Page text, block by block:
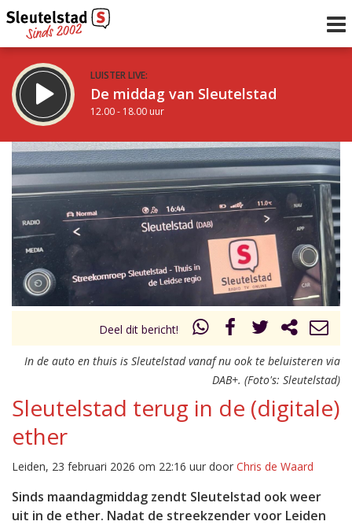
LUISTER LIVE:
De middag van Sleutelstad
12.00 - 18.00 uur
STRAKS:
De avond van Sleutelstad
18.00 - 19.00 uur
Vorig uur
uur 1 van 0 Volgend uur
Deel dit bericht!
In de auto en thuis is Sleutelstad vanaf nu ook te beluisteren via
DAB+. (Foto's: Sleutelstad)
Sleutelstad terug in de (digitale)
ether
Leiden, 23 februari 2026 om 22:16 uur door Chris de Waard
Sinds maandagmiddag zendt Sleutelstad ook weer
uit in de ether. Nadat de streekzender voor Leiden